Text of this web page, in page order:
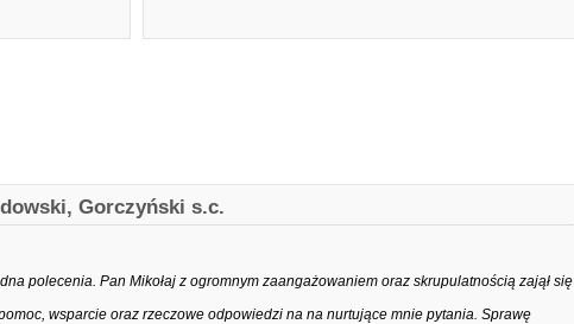
Gorczyński s.c.
polecenia. Pan Mikołaj z ogromnym zaangażowaniem oraz skrupulatnością zajął się
wsparcie oraz rzeczowe odpowiedzi na na nurtujące mnie pytania. Sprawę